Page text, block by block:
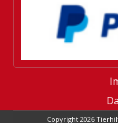
Copyright 2026